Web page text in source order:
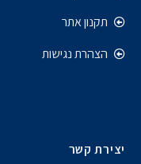
תקנון אתר
הצהרת נגישות
יצירת קשר